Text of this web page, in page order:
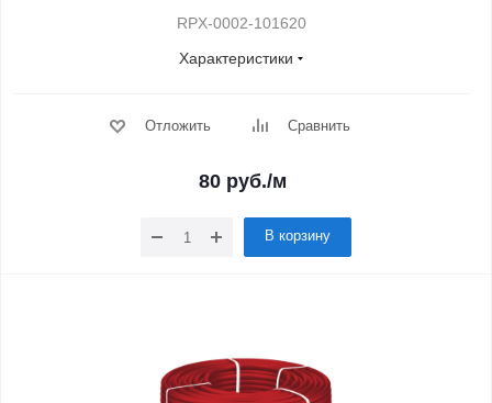
RPX-0002-101620
Характеристики
Отложить Сравнить
80руб./м
В корзину